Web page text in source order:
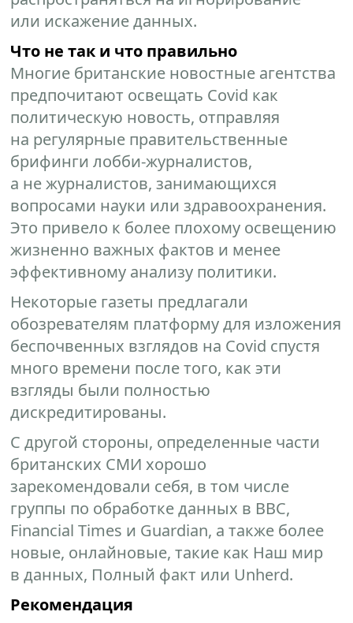
или искажение данных.
Что не так и что правильно
Многие британские новостные агентства
предпочитают освещать Covid как
политическую новость, отправляя
на регулярные правительственные
брифинги лобби-журналистов,
а не журналистов, занимающихся
вопросами науки или здравоохранения.
Это привело к более плохому освещению
жизненно важных фактов и менее
эффективному анализу политики.
Некоторые газеты предлагали
обозревателям платформу для изложения
беспочвенных взглядов на Covid спустя
много времени после того, как эти
взгляды были полностью
дискредитированы.
С другой стороны, определенные части
британских СМИ хорошо
зарекомендовали себя, в том числе
группы по обработке данных в BBC,
Financial Times и Guardian, а также более
новые, онлайновые, такие как Наш мир
в данных, Полный факт или Unherd.
Рекомендация